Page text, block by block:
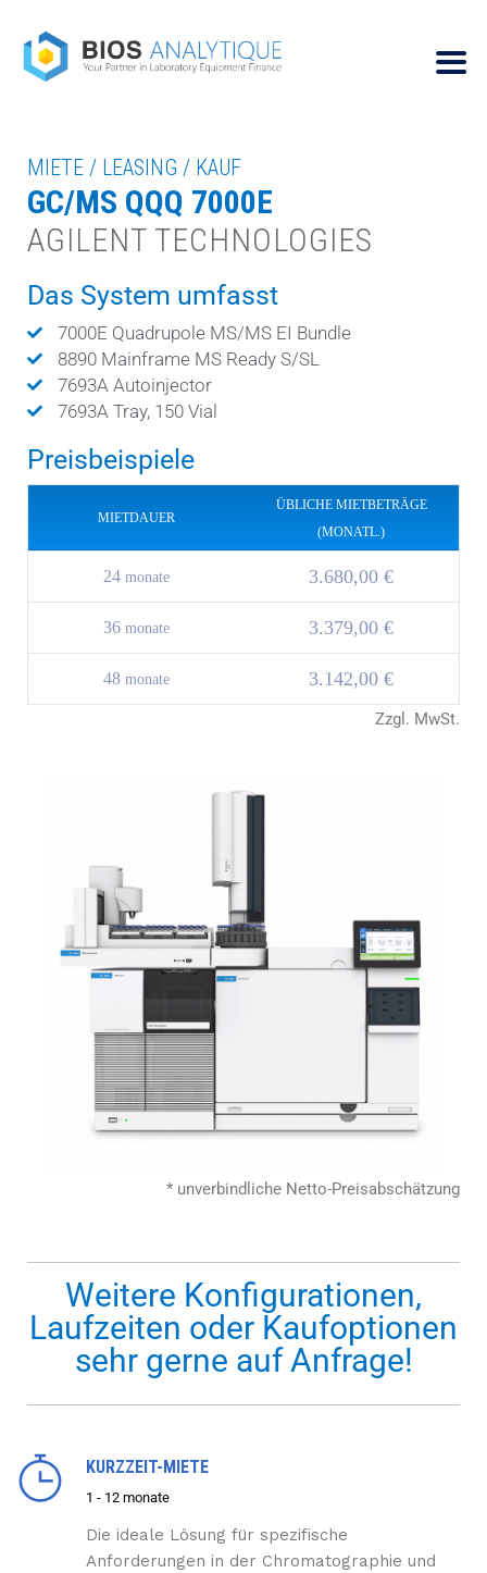
MIETE / LEASING / KAUF
GC/MS QQQ 7000E
AGILENT TECHNOLOGIES
Das System umfasst
7000E Quadrupole MS/MS EI Bundle
8890 Mainframe MS Ready S/SL
7693A Autoinjector
7693A Tray, 150 Vial
Preisbeispiele
MIETDAUER
ÜBLICHE MIETBETRÄGE
(MONATL.)
24 monate 3.680,00 €
36 monate 3.379,00 €
48 monate 3.142,00 €
Zzgl. MwSt.
* unverbindliche Netto-Preisabschätzung
Weitere Konfigurationen,
Laufzeiten oder Kaufoptionen
sehr gerne auf Anfrage!
KURZZEIT-MIETE
1 - 12 monate
Die ideale Lösung für spezifische
Anforderungen in der Chromatographie und